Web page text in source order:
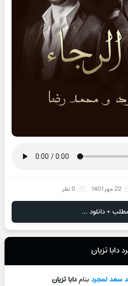
22 مهر 1401 0 نظر
+ دانلود ...
دابا تزیان
سعد لمجردبنامدابا تزیان